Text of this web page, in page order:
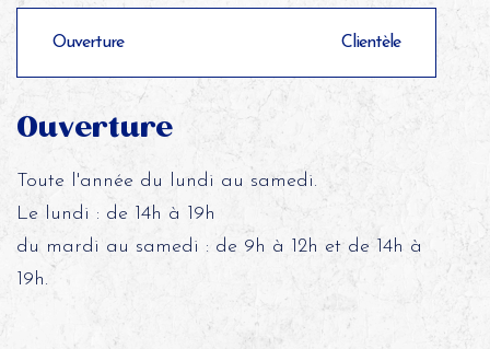
Ouverture Clientèle
Ouverture
Toute l'année du lundi au samedi.
Le lundi : de 14h à 19h
du mardi au samedi : de 9h à 12h et de 14h à
19h.